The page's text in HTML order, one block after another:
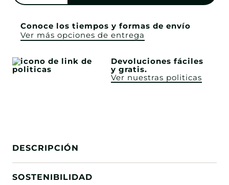
Conoce los tiempos y formas de envío
Ver más opciones de entrega
Devoluciones fáciles
y gratis.
Ver nuestras politicas
DESCRIPCIÓN
SOSTENIBILIDAD